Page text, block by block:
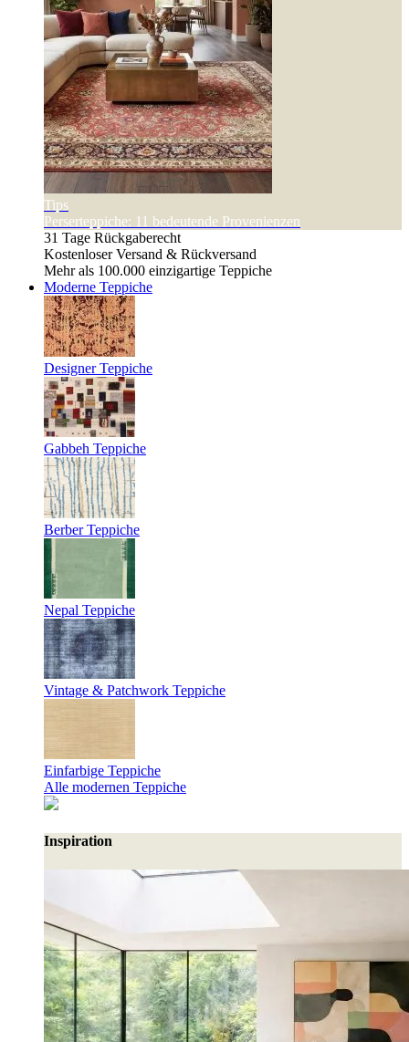
Tips
Perserteppiche: 11 bedeutende Provenienzen
31 Tage Rückgaberecht
Kostenloser Versand & Rückversand
Mehr als 100.000 einzigartige Teppiche
Moderne Teppiche
Designer Teppiche
Gabbeh Teppiche
Berber Teppiche
Nepal Teppiche
Vintage & Patchwork Teppiche
Einfarbige Teppiche
Alle modernen Teppiche
Inspiration